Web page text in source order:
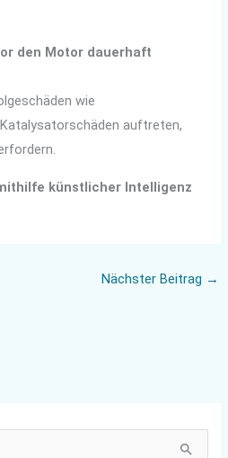
den Motor dauerhaft
wie
auftreten,
künstlicher Intelligenz
Nächster Beitrag →